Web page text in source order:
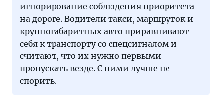
игнорирование соблюдения приоритета
на дороге. Водители такси, маршруток и
крупногабаритных авто приравнивают
себя к транспорту со спецсигналом и
считают, что их нужно первыми
пропускать везде. С ними лучше не
спорить.